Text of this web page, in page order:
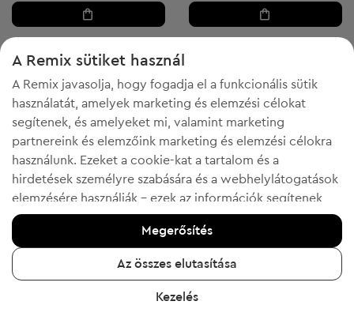
L
-50% a FESTIVE kóddal
Pme Legend
A Remix sütiket használ
A Remix javasolja, hogy fogadja el a funkcionális sütik
használatát, amelyek marketing és elemzési célokat
segítenek, és amelyeket mi, valamint marketing
partnereink és elemzőink marketing és elemzési célokra
használunk. Ezeket a cookie-kat a tartalom és a
hirdetések személyre szabására és a webhelylátogatások
elemzésére használják - ezek az információk segítenek
megmutatni az ön által kedvelt termékeket. Ha egyetért,
kérjük, erősítse meg az "Igen, elfogadom" gombra
kattintva.
További információért kattintson a "Tudjon meg többet"
gombra, vagy keresse fel az "Adatvédelmi és sütikre
Megerősítés
Az összes elutasítása
Kezelés